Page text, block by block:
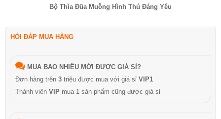
Bộ Thìa Đũa Muỗng Hình Thú Đáng Yêu
HỎI ĐÁP MUA HÀNG
MUA BAO NHIÊU MỚI ĐƯỢC GIÁ SỈ?
Đơn hàng trên 3 triệu được mua với giá sỉ VIP1
Thành viên VIP mua 1 sản phẩm cũng được giá sỉ